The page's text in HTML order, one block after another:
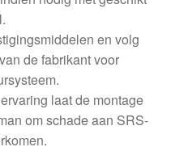
en volg
de fabrikant voor
laat de montage
om schade aan SRS-